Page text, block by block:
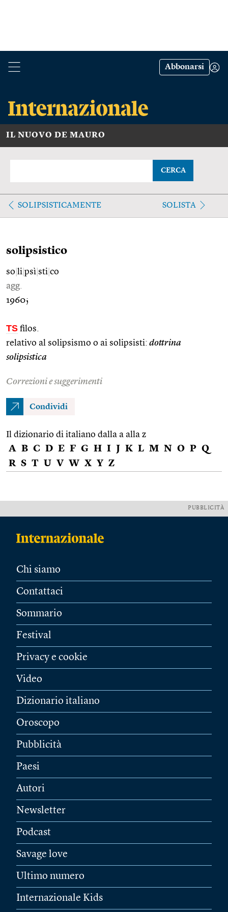
Abbonarsi
IL NUOVO DE MAURO
CERCA
SOLIPSISTICAMENTE SOLISTA
solipsistico
so li psì sti co
agg.
1960;
TS filos.
relativo al solipsismo o ai solipsisti: dottrina
solipsistica
Correzioni e suggerimenti
Condividi
Il dizionario di italiano dalla a alla z
A B C D E F G H I J K L M N O P Q
R S T U V W X Y Z
PUBBLICITÀ
Chi siamo
Contattaci
Sommario
Festival
Privacy e cookie
Video
Dizionario italiano
Oroscopo
Pubblicità
Paesi
Autori
Newsletter
Podcast
Savage love
Ultimo numero
Internazionale Kids